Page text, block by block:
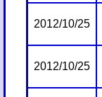
2012/10/25
2012/10/25